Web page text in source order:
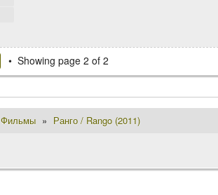
Showing page 2 of 2
Фильмы » Ранго / Rango (2011)